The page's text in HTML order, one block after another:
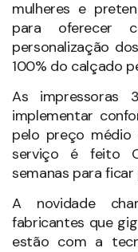
A novidade
fabricantes que
estão com a
produzir alguns
Nike
para
A Nike apostou na
com